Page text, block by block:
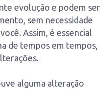
evolução e podem ser
sem necessidade
Assim, é essencial
de tempos em tempos,
alguma alteração